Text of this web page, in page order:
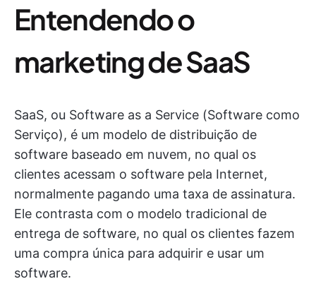
Entendendo o
marketing de SaaS
SaaS, ou Software as a Service (Software como
Serviço), é um modelo de distribuição de
software baseado em nuvem, no qual os
clientes acessam o software pela Internet,
normalmente pagando uma taxa de assinatura.
Ele contrasta com o modelo tradicional de
entrega de software, no qual os clientes fazem
uma compra única para adquirir e usar um
software.